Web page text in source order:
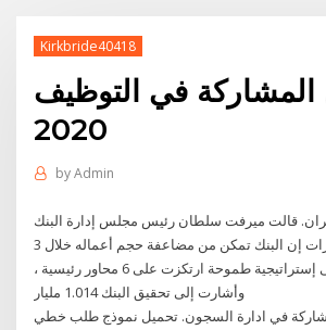
Kirkbride40418
في التوظيف
2020
byAdmin
قالت ميرفت سلطان رئيس مجلس إدارة البنك
المصري لتنمية الصادرات إن البنك تمكن من مضاعفة حجم أعماله خلال 3
سنوات عبر تبنى إستراتيجية طموحة ارتكزت على 6 محاور رئيسية ،
وأشارت إلى تحقيق البنك 1.014 مليار
في ادارة السجون. تحميل نموذج طلب خطي.